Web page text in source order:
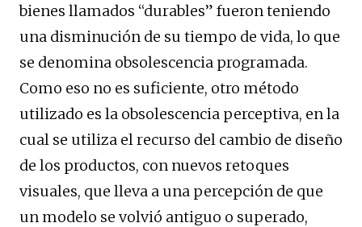
bienes llamados “durables” fueron teniendo
una disminución de su tiempo de vida, lo que
se denomina obsolescencia programada.
Como eso no es suficiente, otro método
utilizado es la obsolescencia perceptiva, en la
cual se utiliza el recurso del cambio de diseño
de los productos, con nuevos retoques
visuales, que lleva a una percepción de que
un modelo se volvió antiguo o superado,